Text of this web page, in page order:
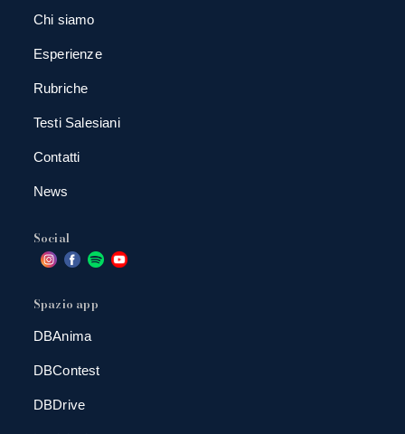
Chi siamo
Esperienze
Rubriche
Testi Salesiani
Contatti
News
Social
Spazio app
DBAnima
DBContest
DBDrive